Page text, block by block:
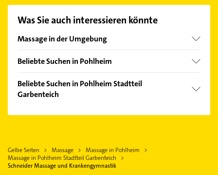
Hier finden Sie alleKontaktdaten
Was Sie auch interessieren könnte
Massage in der Umgebung
Lich Hessen
Gießen
Buseck
Grünberg Hessen
Laubach Hessen
Beliebte Suchen in Pohlheim
Phoniatrie
Logopädie
Zahnarzt
Bestatter
Beliebte Suchen in Pohlheim Stadtteil
Garbenteich
Elektriker
Elektro Reparatur
Gelbe Seiten Massage
Massage in Pohlheim
Massage in Pohlheim Stadtteil Garbenteich
Schneider Massage und Krankengymnastik